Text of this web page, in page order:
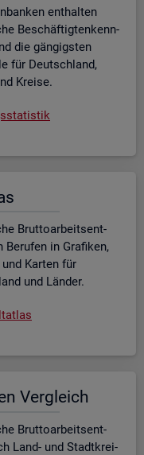
ent­hal­ten
Be­schäf­tig­ten­kenn­
die gän­gigs­ten
für Deutsch­land,
Krei­se.
Brut­to­ar­beits­ent­
Be­ru­fen in Gra­fi­ken,
Kar­ten für
und Län­der.
Ver­gleich
Brut­to­ar­beits­ent­
Land- und Stadt­krei­